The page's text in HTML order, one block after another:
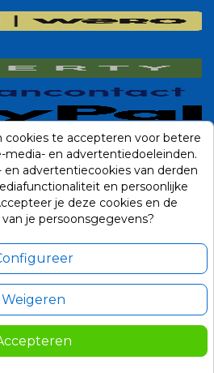
cookies te accepteren voor betere
media- en advertentiedoeleinden.
en advertentiecookies van derden
en persoonlijke
je deze cookies en de
je persoonsgegevens?
Weigeren